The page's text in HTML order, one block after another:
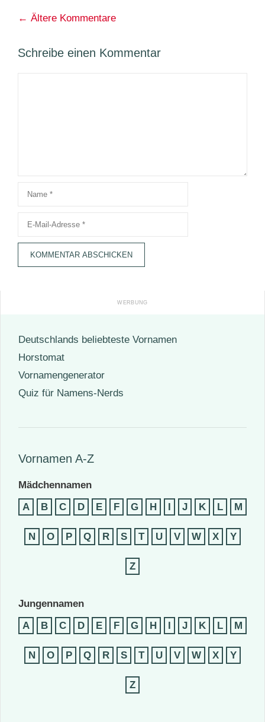
Kommentarnavigation
← Ältere Kommentare
Schreibe einen Kommentar
Name
Adresse
Deutschlands beliebteste Vornamen
Horstomat
Vornamengenerator
Quiz für Namens-Nerds
Vornamen A-Z
Mädchennamen
A
B C D E F G H J K L M
N O P Q R S T U V W X Y
Z
Jungennamen
A
B C D E F G H J K L M
N O P Q R S T U V W X Y
Z